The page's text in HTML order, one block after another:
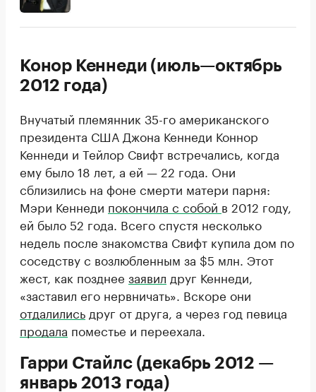
Конор Кеннеди (июль—октябрь
2012 года)
Внучатый племянник 35-го американского
президента США Джона Кеннеди Коннор
Кеннеди и Тейлор Свифт встречались, когда
ему было 18 лет, а ей — 22 года. Они
сблизились на фоне смерти матери парня:
Мэри Кеннеди покончила с собой в 2012 году,
ей было 52 года. Всего спустя несколько
недель после знакомства Свифт купила дом по
соседству с возлюбленным за $5 млн. Этот
жест, как позднее заявил друг Кеннеди,
«заставил его нервничать». Вскоре они
отдалились друг от друга, а через год певица
продала поместье и переехала.
Гарри Стайлс (декабрь 2012 —
январь 2013 года)